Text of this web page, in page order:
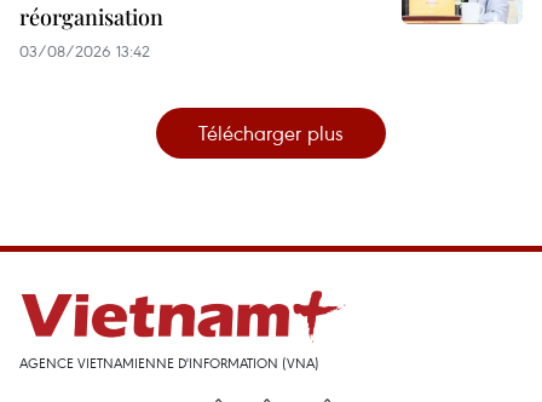
réorganisation
03/08/2026 13:42
Télécharger plus
AGENCE VIETNAMIENNE D'INFORMATION (VNA)